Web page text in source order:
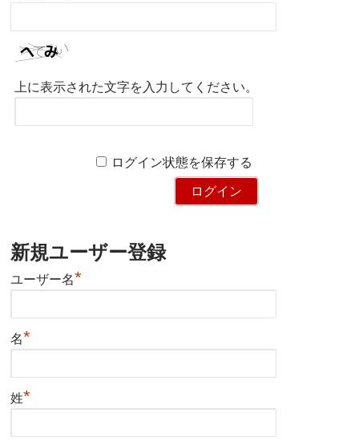
上に表示された文字を入力してください。
ログイン状態を保存する
新規ユーザー登録
ユーザー名*
名*
姓*